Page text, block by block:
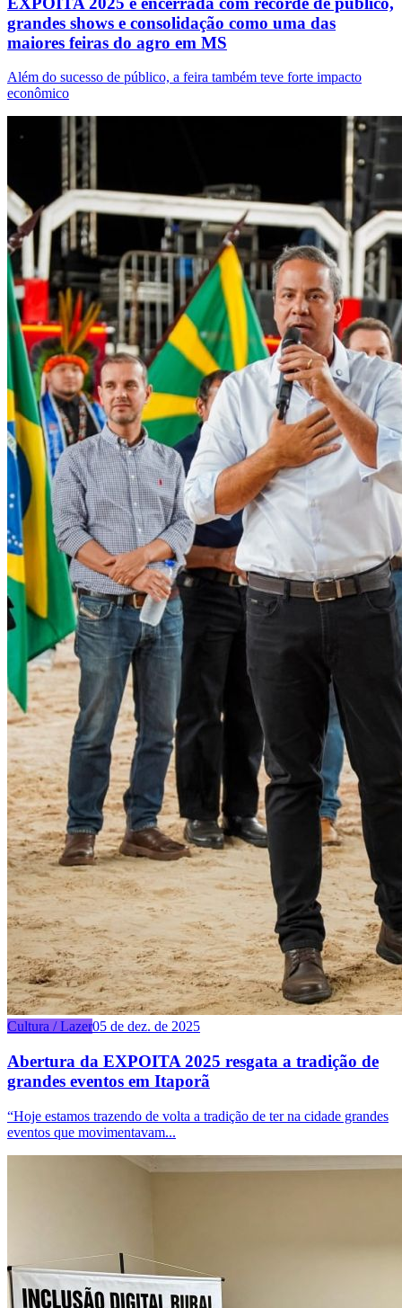
grandes shows e consolidação como uma das
maiores feiras do agro em MS
Além do sucesso de público, a feira também teve forte impacto
econômico
Cultura / Lazer05 de dez. de 2025
Abertura da EXPOITA 2025 resgata a tradição de
grandes eventos em Itaporã
“Hoje estamos trazendo de volta a tradição de ter na cidade grandes
eventos que movimentavam...